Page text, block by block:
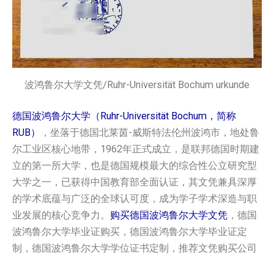
波鸿鲁尔大学文凭/Ruhr-Universität Bochum urkunde
德国波鸿鲁尔大学（Ruhr-Universität Bochum，简称
RUB）
，坐落于德国北莱茵-威斯特法伦州波鸿市，地处鲁
尔工业区核心地带，1962年正式成立，是联邦德国时期建
立的第一所大学，也是德国规模最大的综合性公立研究型
大学之一，已获得中国教育部全面认证，其文凭兼具深厚
的学术底蕴与广泛的全球认可度，成为学子学术深造与职
业发展的核心竞争力。 购买德国波鸿鲁尔大学‌‌‌‌‌‌‌‌文凭 ，德国
波鸿鲁尔大学‌‌‌‌‌‌‌‌毕业证购买，德国波鸿鲁尔大学‌‌‌‌‌‌‌‌毕业证定
制，德国波鸿鲁尔大学‌‌‌‌‌‌‌‌学位证书定制，推荐文凭购买公司